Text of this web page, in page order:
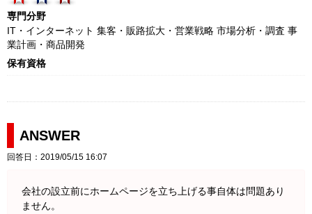
専門分野
IT・インターネット 集客・販路拡大・営業戦略 市場分析・調査 事
業計画・商品開発
保有資格
ANSWER
回答日：2019/05/15 16:07
会社の設立前にホームページを立ち上げる事自体は問題あり
ません。